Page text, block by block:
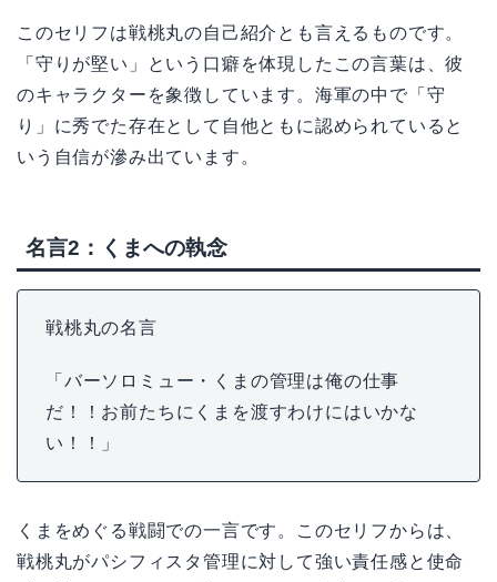
このセリフは戦桃丸の自己紹介とも言えるものです。
「守りが堅い」という口癖を体現したこの言葉は、彼
のキャラクターを象徴しています。海軍の中で「守
り」に秀でた存在として自他ともに認められていると
いう自信が滲み出ています。
名言2：くまへの執念
戦桃丸の名言
「バーソロミュー・くまの管理は俺の仕事
だ！！お前たちにくまを渡すわけにはいかな
い！！」
くまをめぐる戦闘での一言です。このセリフからは、
戦桃丸がパシフィスタ管理に対して強い責任感と使命